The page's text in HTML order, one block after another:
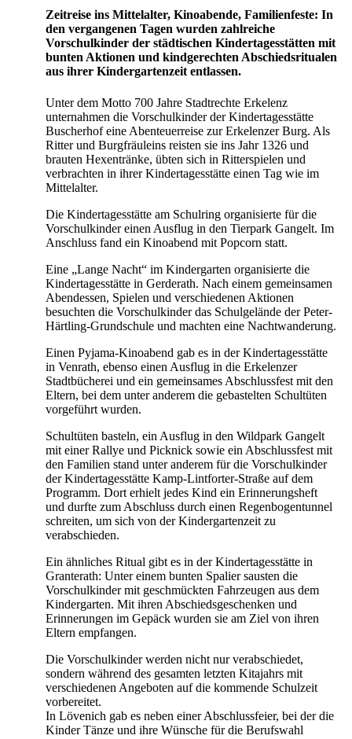
Zeitreise ins Mittelalter, Kinoabende, Familienfeste: In
den vergangenen Tagen wurden zahlreiche
Vorschulkinder der städtischen Kindertagesstätten mit
bunten Aktionen und kindgerechten Abschiedsritualen
aus ihrer Kindergartenzeit entlassen.
Unter dem Motto 700 Jahre Stadtrechte Erkelenz
unternahmen die Vorschulkinder der Kindertagesstätte
Buscherhof eine Abenteuerreise zur Erkelenzer Burg. Als
Ritter und Burgfräuleins reisten sie ins Jahr 1326 und
brauten Hexentränke, übten sich in Ritterspielen und
verbrachten in ihrer Kindertagesstätte einen Tag wie im
Mittelalter.
Die Kindertagesstätte am Schulring organisierte für die
Vorschulkinder einen Ausflug in den Tierpark Gangelt. Im
Anschluss fand ein Kinoabend mit Popcorn statt.
Eine „Lange Nacht“ im Kindergarten organisierte die
Kindertagesstätte in Gerderath. Nach einem gemeinsamen
Abendessen, Spielen und verschiedenen Aktionen
besuchten die Vorschulkinder das Schulgelände der Peter-
Härtling-Grundschule und machten eine Nachtwanderung.
Einen Pyjama-Kinoabend gab es in der Kindertagesstätte
in Venrath, ebenso einen Ausflug in die Erkelenzer
Stadtbücherei und ein gemeinsames Abschlussfest mit den
Eltern, bei dem unter anderem die gebastelten Schultüten
vorgeführt wurden.
Schultüten basteln, ein Ausflug in den Wildpark Gangelt
mit einer Rallye und Picknick sowie ein Abschlussfest mit
den Familien stand unter anderem für die Vorschulkinder
der Kindertagesstätte Kamp-Lintforter-Straße auf dem
Programm. Dort erhielt jedes Kind ein Erinnerungsheft
und durfte zum Abschluss durch einen Regenbogentunnel
schreiten, um sich von der Kindergartenzeit zu
verabschieden.
Ein ähnliches Ritual gibt es in der Kindertagesstätte in
Granterath: Unter einem bunten Spalier sausten die
Vorschulkinder mit geschmückten Fahrzeugen aus dem
Kindergarten. Mit ihren Abschiedsgeschenken und
Erinnerungen im Gepäck wurden sie am Ziel von ihren
Eltern empfangen.
Die Vorschulkinder werden nicht nur verabschiedet,
sondern während des gesamten letzten Kitajahrs mit
verschiedenen Angeboten auf die kommende Schulzeit
vorbereitet.
In Lövenich gab es neben einer Abschlussfeier, bei der die
Kinder Tänze und ihre Wünsche für die Berufswahl